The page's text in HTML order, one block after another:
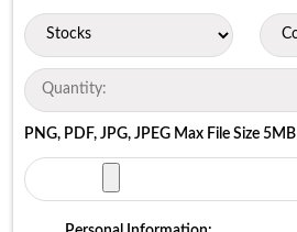
PNG, PDF, JPG, JPEG Max File Size 5MB